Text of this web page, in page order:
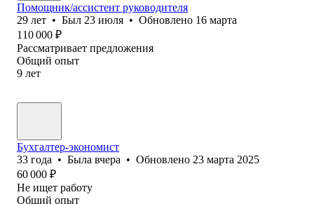
Помощник/ассистент руководителя
29 лет • Был 23 июля • Обновлено 16 марта
110 000 ₽
Рассматривает предложения
Общий опыт
9 лет
Бухгалтер-экономист
33 года • Была вчера • Обновлено 23 марта 2025
60 000 ₽
Не ищет работу
Общий опыт